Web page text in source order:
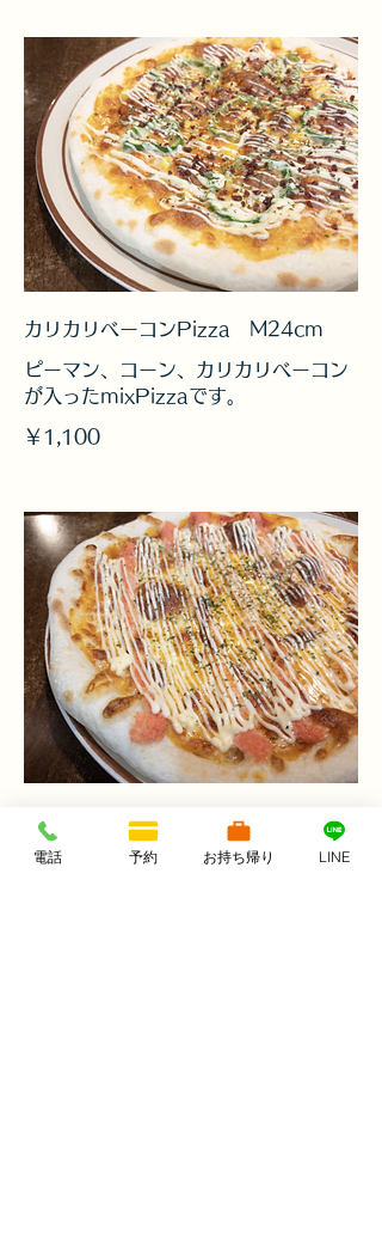
カリカリベーコンPizza M24cm
ピーマン、コーン、カリカリベーコン
が入ったmixPizzaです。
￥1,100
明太マヨコーンPizza M24cm
お酒のおつまみにはもってこいの明太
電話 予約 お持ち帰り LINE